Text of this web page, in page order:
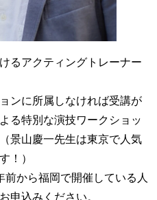
るアクティングトレーナー
ンに所属しなければ受講が
る特別な演技ワークショッ
景山慶一先生は東京で人気
！）
前から福岡で開催している人
申込みください。